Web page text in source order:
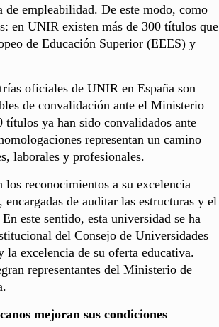
empleabilidad. De este modo, como
en UNIR existen más de 300 títulos que
de Educación Superior (EEES) y
oficiales de UNIR en España son
de convalidación ante el Ministerio
ya han sido convalidados ante
representan un camino
laborales y profesionales.
reconocimientos a su excelencia
de auditar las estructuras y el
este sentido, esta universidad se ha
del Consejo de Universidades
la excelencia de su oferta educativa.
representantes del Ministerio de
mejoran sus condiciones